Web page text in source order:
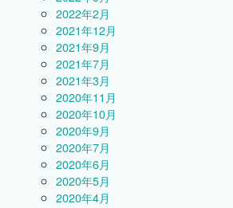
2022年2月
2021年12月
2021年9月
2021年7月
2021年3月
2020年11月
2020年10月
2020年9月
2020年7月
2020年6月
2020年5月
2020年4月